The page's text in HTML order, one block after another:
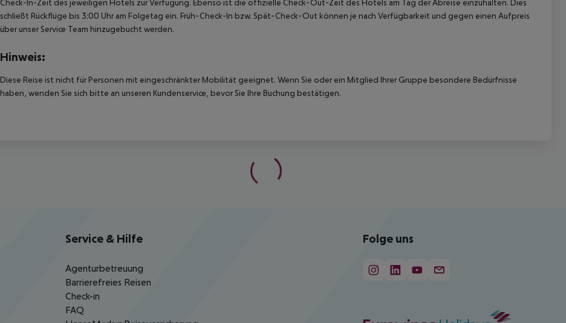
Check-In-Zeit des jeweiligen Hotels zur Verfügung. Ebenso ist die offizielle Check-Out-Zeit des Hotels am Tag der Abreise einzuhalten. Dies
schließt Rückflüge bis 3:00 Uhr am Folgetag ein. Früh-Check-In bzw. Spät-Check-Out können je nach Verfügbarkeit und gegen einen Aufpreis
über unser Service Team hinzugebucht werden.
Hinweis:
Diese Reise ist nicht für Personen mit eingeschränkter Mobilität geeignet. Wenn Sie oder ein Mitglied Ihrer Gruppe besondere Bedürfnisse
haben, wenden Sie sich bitte an unseren Kundenservice, bevor Sie Ihre Buchung bestätigen.
Service & Hilfe
Agenturbetreuung
Barrierefreies Reisen
Check-in
FAQ
Folge uns